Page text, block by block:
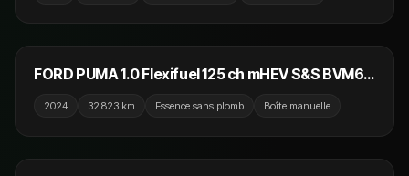
16 990 €
FORD PUMA 1.0 Flexifuel 125 ch mHEV S&S BVM6
2024 32 823 km Essence sans plomb Boîte manuelle
5 990 €